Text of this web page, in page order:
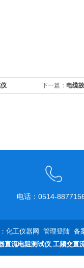
下一篇： 电缆
电话：0514-
化工仪器网 管理登陆 备
直流电阻测试仪,工频交直